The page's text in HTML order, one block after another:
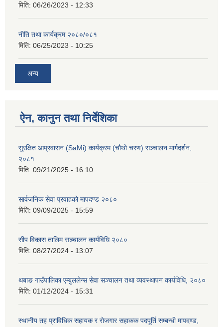
मिति: 06/26/2023 - 12:33
नीति तथा कार्यक्रम २०८०/०८१
मिति: 06/25/2023 - 10:25
अन्य
ऐन, कानुन तथा निर्देशिका
सुरक्षित आप्रवासन (SaMi) कार्यक्रम (चौथो चरण) सञ्चालन मार्गदर्शन,
२०८१
मिति: 09/21/2025 - 16:10
सार्वजनिक सेवा प्रवाहको मापदण्ड २०८०
मिति: 09/09/2025 - 15:59
सीप विकास तालिम सञ्चालन कार्यविधि २०८०
मिति: 08/27/2024 - 13:07
थबाङ गाउँपालिका एम्बुललेन्स सेवा सञ्चालन तथा व्यवस्थापन कार्यविधि, २०८०
मिति: 01/12/2024 - 15:31
स्थानीय तह प्राविधिक सहायक र रोजगार सहाकक पदपूर्ति सम्बन्धी मापदण्ड,